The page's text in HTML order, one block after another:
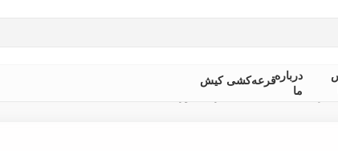
درباره
ما
قرعه‌کشی کیش
»